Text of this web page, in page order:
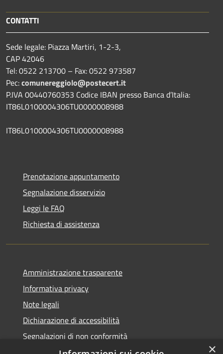
CONTATTI
Sede legale: Piazza Martiri, 1-2-3,
CAP 42046
Tel: 0522 213700 – Fax: 0522 973587
Pec:comunereggiolo@postecert.it
P.IVA 00440760353 Codice IBAN presso Banca d’Italia:
IT86L0100004306TU0000008988
IT86L0100004306TU0000008988
Prenotazione appuntamento
Segnalazione disservizio
Leggi le FAQ
Richiesta di assistenza
Amministrazione trasparente
Informativa privacy
Note legali
Dichiarazione di accessibilità
Segnalazioni di non conformità
×